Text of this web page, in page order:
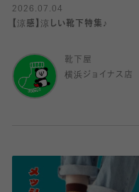
2026.07.04
【涼感】涼しい靴下特集♪
靴下屋
横浜ジョイナス店